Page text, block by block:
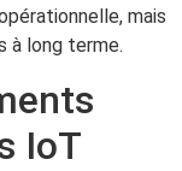
mais
à long terme.
IoT